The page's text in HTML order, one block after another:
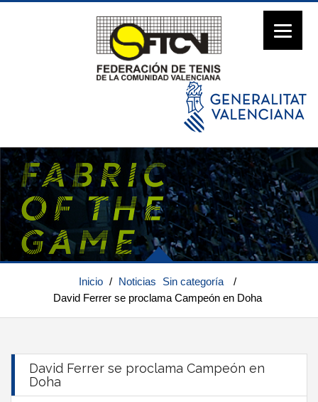
Inicio / Noticias Sin categoría
/
David Ferrer se proclama Campeón en Doha
David Ferrer se proclama Campeón en
Doha